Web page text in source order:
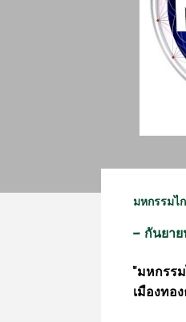
มหกรรมไ
- กันยา
"มหกรร
เมืองทอ